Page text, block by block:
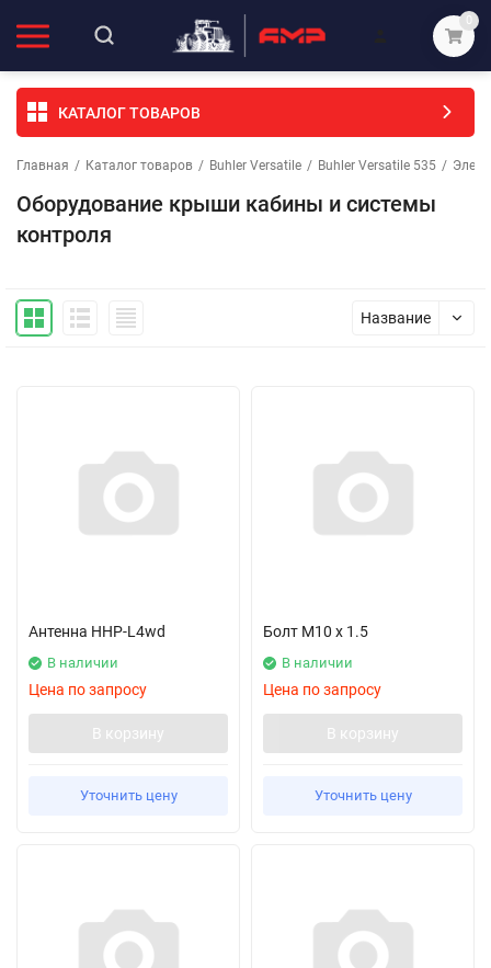
0
КАТАЛОГ ТОВАРОВ
Главная / Каталог товаров / Buhler Versatile / Buhler Versatile 535 /
Оборудование крыши кабины и системы
контроля
Название
Антенна HHP-L4wd
В наличии
Цена по запросу
В корзину
Уточнить цену
Болт M10 x 1.5
В наличии
Цена по запросу
В корзину
Уточнить цену